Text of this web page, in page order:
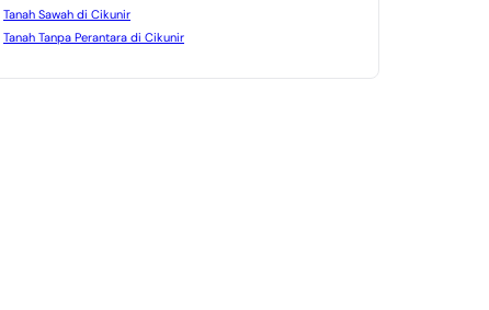
Bangun
Tanah Sawah di Cikunir
Tanah Tanpa Perantara di Cikunir